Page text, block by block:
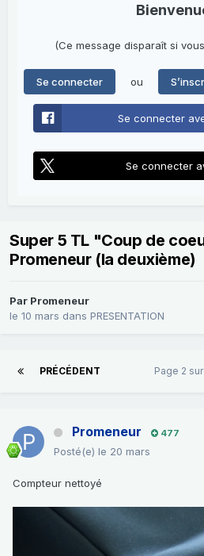
(Ce message disparaît si
Se connecter ou
Se connecter
Se connecter
Super 5 TL "Coup de
Promeneur (la deuxième)
Par Promeneur
le 10 mars dans PRESENTATION
PRÉCÉDENT Page 2 sur
Promeneur 477
Posté(e) le 20 mars
Compteur nettoyé